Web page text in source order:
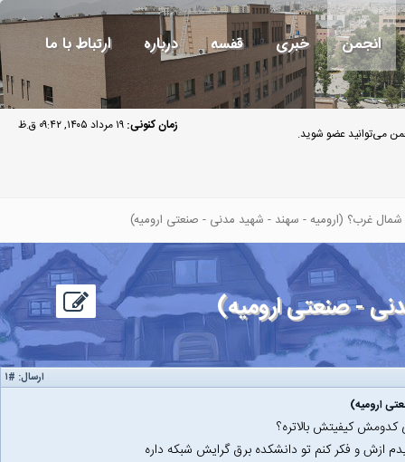
انجمن خبری قفسه درباره ارتباط با ما
زمان کنونی: ۱۹ مرداد ۱۴۰۵, ۰۹:۴۲ ق.ظ می‌توانید عضو شوید.
غرب؟ (ارومیه - سهند - شهید مدنی - صنعتی ارومیه)
- صنعتی ارومیه)
ارسال: #۱
ارومیه)
کیفیتش بالاتره؟
ازش و فکر کنم تو دانشکده برق گرایش شبکه داره